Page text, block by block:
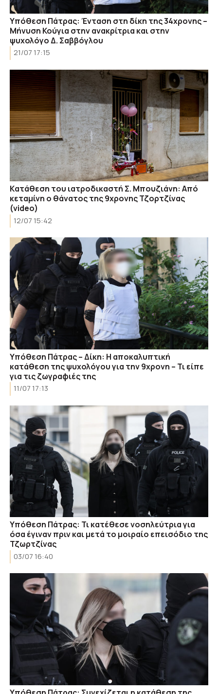
Υπόθεση Πάτρας: Ένταση στη δίκη της 34χρονης –
Μήνυση Κούγια στην ανακρίτρια και στην
ψυχολόγο Δ. Σαββόγλου
21/07 17:15
Kατάθεση του ιατροδικαστή Σ. Μπουζιάνη: Από
κεταμίνη ο θάνατος της 9χρονης Τζορτζίνας
(video)
12/07 15:42
Υπόθεση Πάτρας – Δίκη: Η αποκαλυπτική
κατάθεση της ψυχολόγου για την 9χρονη – Τι είπε
για τις ζωγραφιές της
11/07 17:13
Υπόθεση Πάτρας: Τι κατέθεσε νοσηλεύτρια για
όσα έγιναν πριν και μετά το μοιραίο επεισόδιο της
Τζωρτζίνας
03/07 16:40